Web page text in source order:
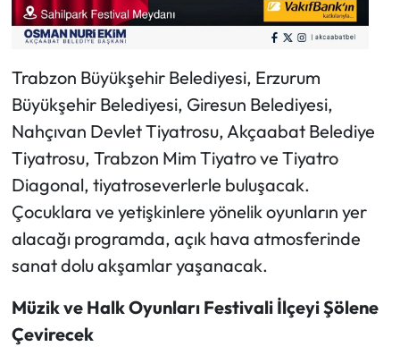
Trabzon Büyükşehir Belediyesi, Erzurum
Büyükşehir Belediyesi, Giresun Belediyesi,
Nahçıvan Devlet Tiyatrosu, Akçaabat Belediye
Tiyatrosu, Trabzon Mim Tiyatro ve Tiyatro
Diagonal, tiyatroseverlerle buluşacak.
Çocuklara ve yetişkinlere yönelik oyunların yer
alacağı programda, açık hava atmosferinde
sanat dolu akşamlar yaşanacak.
Müzik ve Halk Oyunları Festivali İlçeyi Şölene
Çevirecek